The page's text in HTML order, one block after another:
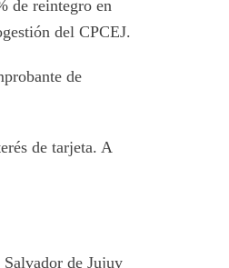
de reintegro en
del CPCEJ.
de
de tarjeta. A
de Jujuy